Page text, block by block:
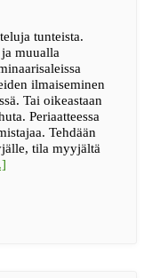
tunteista.
muualla
ilmaiseminen
Tai oikeastaan
Periaatteessa
Tehdään
tila myyjältä